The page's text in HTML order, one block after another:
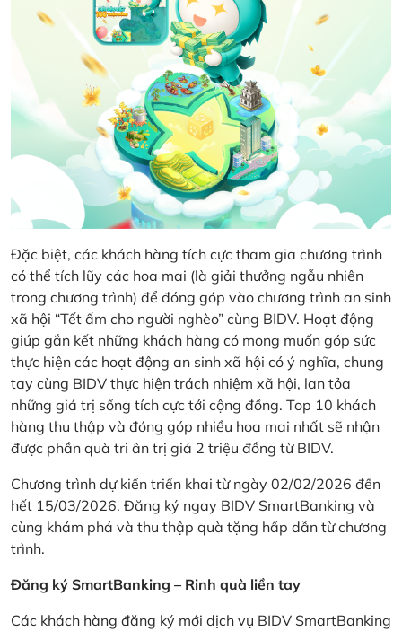
Đặc biệt, các khách hàng tích cực tham gia chương trình
có thể tích lũy các hoa mai (là giải thưởng ngẫu nhiên
trong chương trình) để đóng góp vào chương trình an sinh
xã hội “Tết ấm cho người nghèo” cùng BIDV. Hoạt động
giúp gắn kết những khách hàng có mong muốn góp sức
thực hiện các hoạt động an sinh xã hội có ý nghĩa, chung
tay cùng BIDV thực hiện trách nhiệm xã hội, lan tỏa
những giá trị sống tích cực tới cộng đồng. Top 10 khách
hàng thu thập và đóng góp nhiều hoa mai nhất sẽ nhận
được phần quà tri ân trị giá 2 triệu đồng từ BIDV.
Chương trình dự kiến triển khai từ ngày 02/02/2026 đến
hết 15/03/2026. Đăng ký ngay BIDV SmartBanking và
cùng khám phá và thu thập quà tặng hấp dẫn từ chương
trình.
Đăng ký SmartBanking – Rinh quà liền tay
Các khách hàng đăng ký mới dịch vụ BIDV SmartBanking